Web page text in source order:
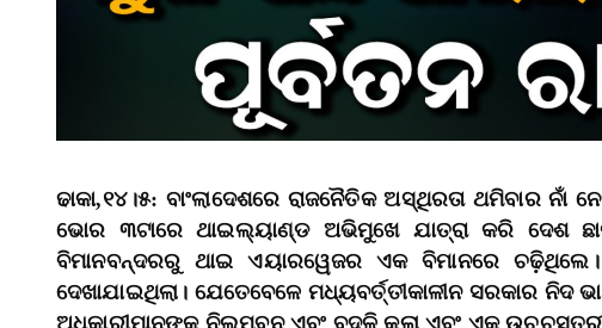
ଢାକା,୧୪।୫: ବାଂଲାଦେଶରେ ରାଜନୈତିକ ଅସ୍ଥିରତା ଥମିବାର
ଭୋର ୩ଟାରେ ଥାଇଲ୍ୟାଣ୍ଡ ଅଭିମୁଖେ ଯାତ୍ରା କରି ଦେଶ
ବିମାନବନ୍ଦରରୁ ଥାଇ ଏୟାରୱେଜର ଏକ ବିମାନରେ
ଦେଖାଯାଇଥିଲା। ଯେତେବେଳେ ମଧ୍ୟବର୍ତ୍ତୀକାଳୀନ ସରକାର ନିଦ